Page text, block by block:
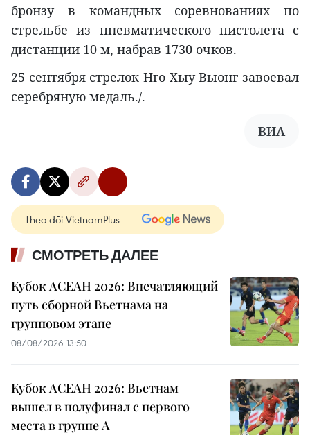
бронзу в командных соревнованиях по
стрельбе из пневматического пистолета с
дистанции 10 м, набрав 1730 очков.
25 сентября стрелок Нго Хыу Выонг завоевал
серебряную медаль./.
ВИА
Theo dõi VietnamPlus
СМОТРЕТЬ ДАЛЕЕ
Кубок АСЕАН 2026: Впечатляющий
путь сборной Вьетнама на
групповом этапе
08/08/2026 13:50
Кубок АСЕАН 2026: Вьетнам
вышел в полуфинал с первого
места в группе A